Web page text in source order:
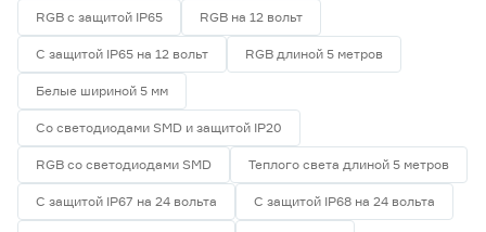
RGB с защитой IP65 RGB на 12 вольт
С защитой IP65 на 12 вольт RGB длиной 5 метров
Белые шириной 5 мм
Со светодиодами SMD и защитой IP20
RGB со светодиодами SMD Теплого света длиной 5 метров
С защитой IP67 на 24 вольта С защитой IP68 на 24 вольта